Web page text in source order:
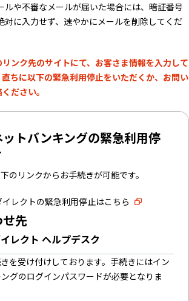
ルや不審なメールが届いた場合には、暗証番号
対に入力せず、速やかにメールを削除してくだ
ンク先のサイトにて、お客さま情報を入力して
ちに以下の緊急利用停止をいただくか、お問い
ださい。
トバンキングの緊急利用停
のリンクからお手続きが可能です。
レクトの緊急利用停止はこちら
先
レクト ヘルプデスク
を受け付けしております。手続きにはイン
グのログインパスワードが必要となりま